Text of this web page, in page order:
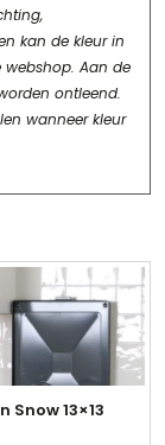
kan de kleur in
Aan de
ontleend.
wanneer kleur
Snow 13×13